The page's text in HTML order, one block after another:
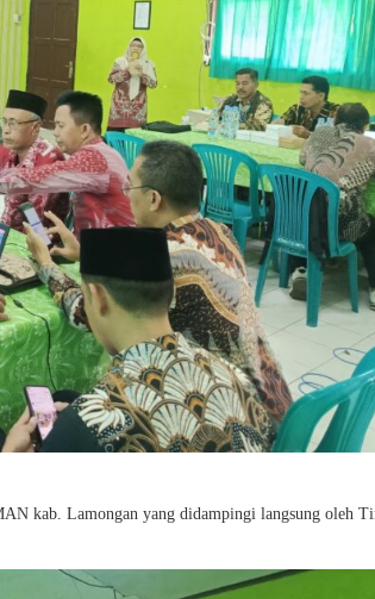
kab. Lamongan yang didampingi langsung oleh